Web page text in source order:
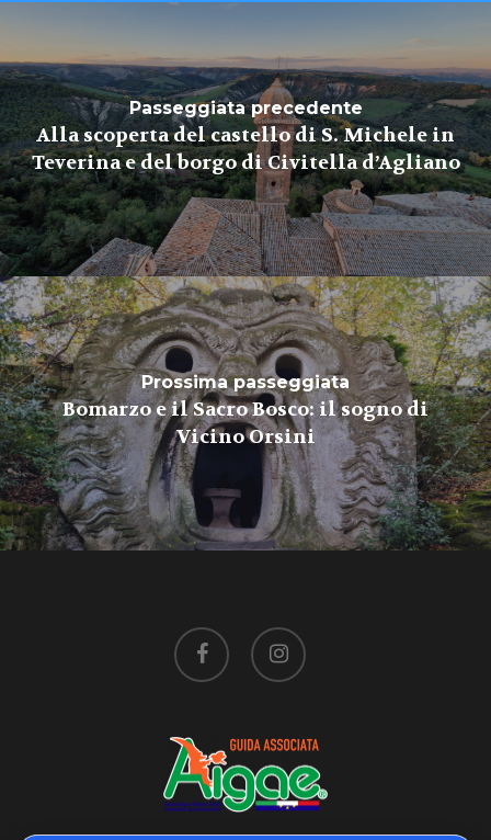
Passeggiata precedente
Alla scoperta del castello di S. Michele in
Teverina e del borgo di Civitella d’Agliano
Prossima passeggiata
Bomarzo e il Sacro Bosco: il sogno di
Vicino Orsini
facebook instagram